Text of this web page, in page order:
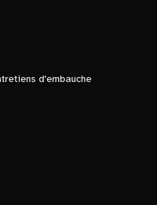
d'embauche